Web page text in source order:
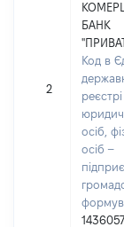
2
БАНК
Код в
реєстрі
осіб,
осіб –